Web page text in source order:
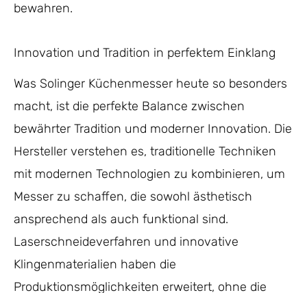
bewahren.
Innovation und Tradition in perfektem Einklang
Was Solinger Küchenmesser heute so besonders
macht, ist die perfekte Balance zwischen
bewährter Tradition und moderner Innovation. Die
Hersteller verstehen es, traditionelle Techniken
mit modernen Technologien zu kombinieren, um
Messer zu schaffen, die sowohl ästhetisch
ansprechend als auch funktional sind.
Laserschneideverfahren und innovative
Klingenmaterialien haben die
Produktionsmöglichkeiten erweitert, ohne die